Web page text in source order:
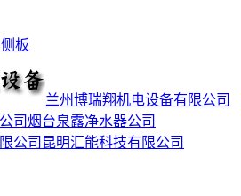
侧板
兰州博瑞翔机电设备有限公司
烟台泉露净水器公司
昆明汇能科技有限公司